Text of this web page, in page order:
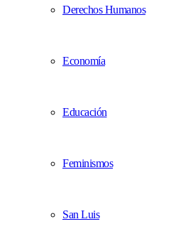
Derechos Humanos
Economía
Educación
Feminismos
San Luis